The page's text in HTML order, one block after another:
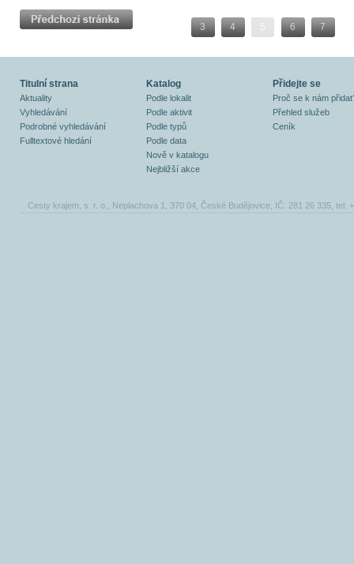
3 4 5 6 7
Titulní strana
Aktuality
Vyhledávání
Podrobné vyhledávání
Fulltextové hledání
Katalog
Podle lokalit
Podle aktivit
Podle typů
Podle data
Nově v katalogu
Nejbližší akce
Přidejte se
Proč se k nám
Přehled služeb
Ceník
Cesty krajem, s. r. o., Neplachova 1, 370 04, České Budějovice, IČ: 281 26 335, tel.